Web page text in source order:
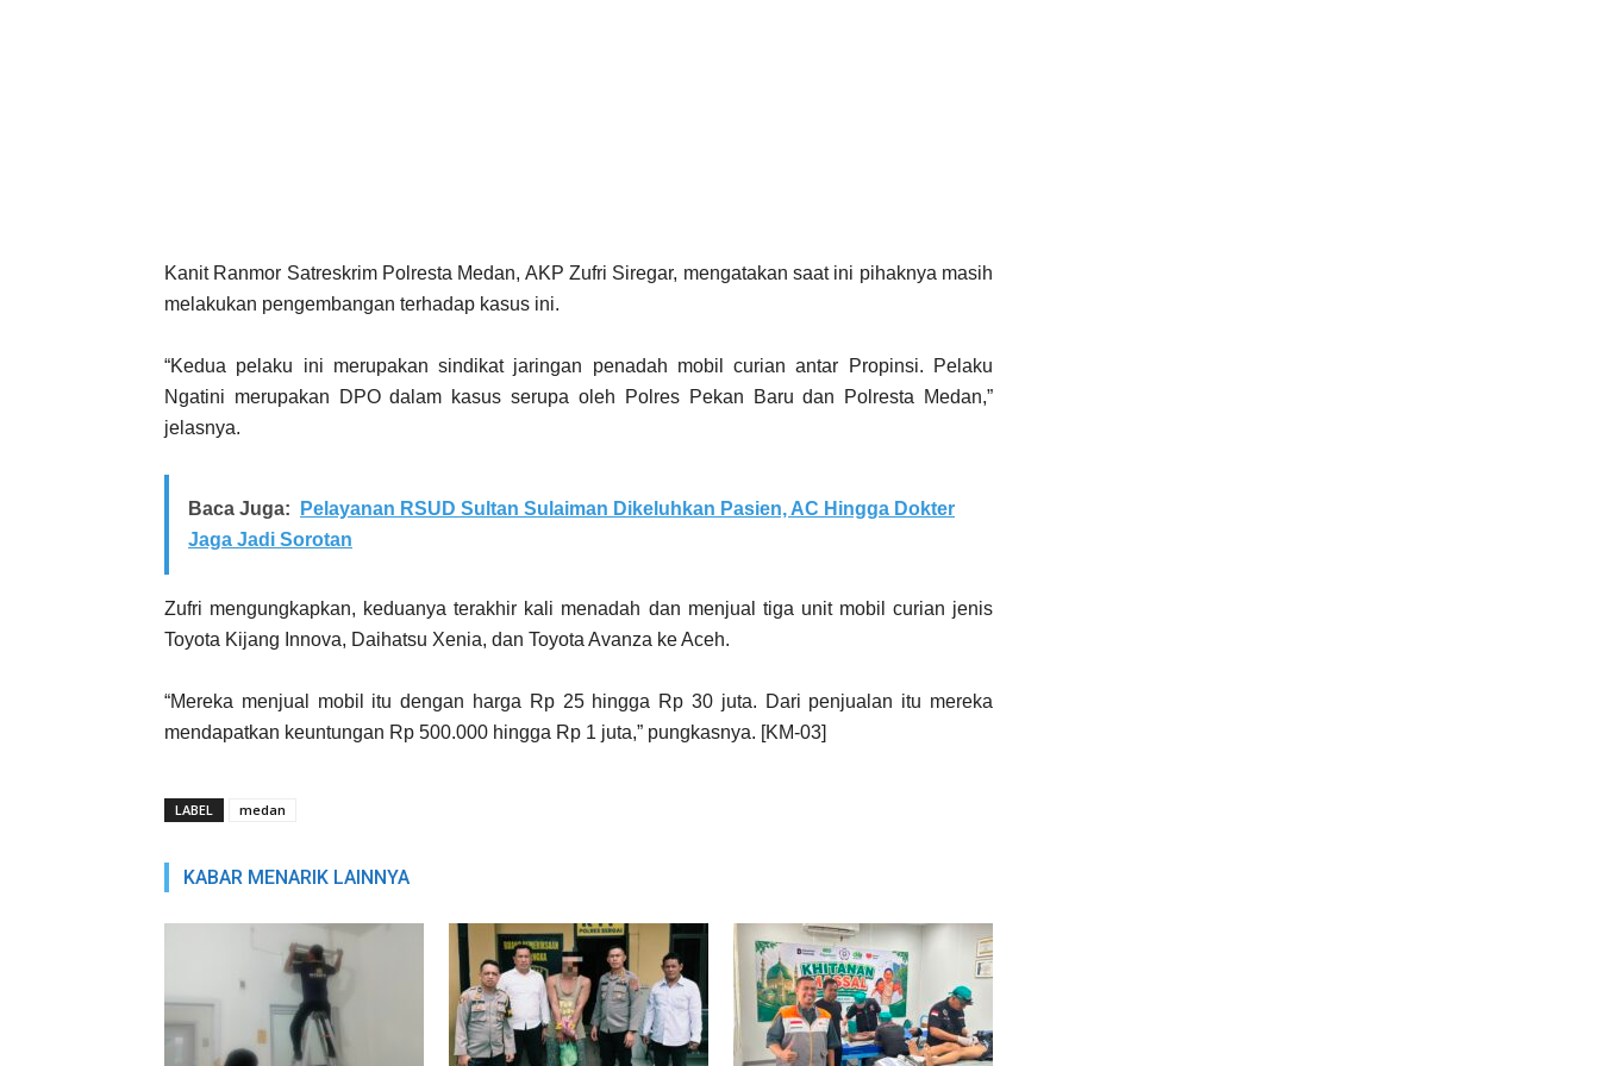
Kanit Ranmor Satreskrim Polresta Medan, AKP Zufri Siregar, mengatakan saat ini pihaknya masih
melakukan pengembangan terhadap kasus ini.
“Kedua pelaku ini merupakan sindikat jaringan penadah mobil curian antar Propinsi. Pelaku
Ngatini merupakan DPO dalam kasus serupa oleh Polres Pekan Baru dan Polresta Medan,”
jelasnya.
Baca Juga:
Pelayanan RSUD Sultan Sulaiman Dikeluhkan Pasien, AC Hingga Dokter
Jaga Jadi Sorotan
Zufri mengungkapkan, keduanya terakhir kali menadah dan menjual tiga unit mobil curian jenis
Toyota Kijang Innova, Daihatsu Xenia, dan Toyota Avanza ke Aceh.
“Mereka menjual mobil itu dengan harga Rp 25 hingga Rp 30 juta. Dari penjualan itu mereka
mendapatkan keuntungan Rp 500.000 hingga Rp 1 juta,” pungkasnya. [KM-03]
LABEL medan
KABAR MENARIK LAINNYA